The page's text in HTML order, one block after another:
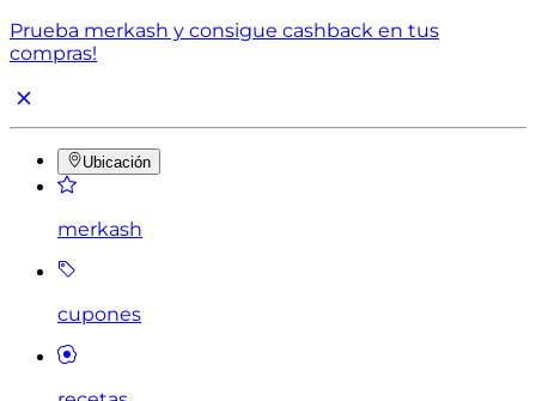
Prueba merkash y consigue cashback en tus
compras!
Ubicación
merkash
cupones